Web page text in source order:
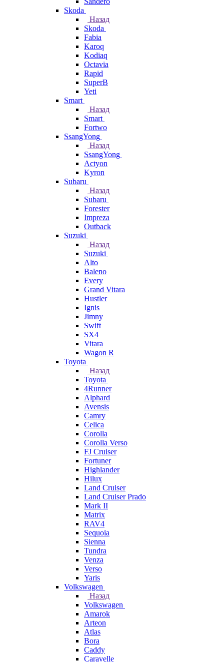
Skoda
Назад
Skoda
Fabia
Karoq
Kodiaq
Octavia
Rapid
SuperB
Yeti
Smart
Назад
Smart
Fortwo
SsangYong
Назад
SsangYong
Actyon
Kyron
Subaru
Назад
Subaru
Forester
Impreza
Outback
Suzuki
Назад
Suzuki
Alto
Baleno
Every
Grand Vitara
Hustler
Ignis
Jimny
Swift
SX4
Vitara
Wagon R
Toyota
Назад
Toyota
4Runner
Alphard
Avensis
Camry
Celica
Corolla
Corolla Verso
FJ Cruiser
Fortuner
Highlander
Hilux
Land Cruiser
Land Cruiser Prado
Mark II
Matrix
RAV4
Sequoia
Sienna
Tundra
Venza
Verso
Yaris
Volkswagen
Назад
Volkswagen
Amarok
Arteon
Atlas
Bora
Caddy
Caravelle